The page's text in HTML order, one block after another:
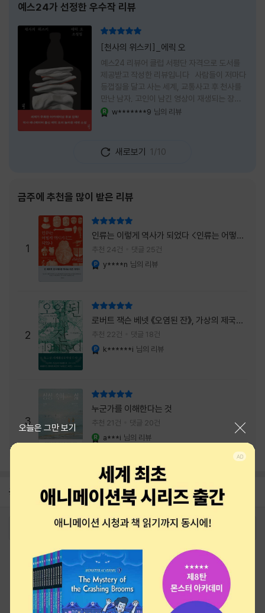
예스24가 선정한 우수작 리뷰
[천사의 위스키]_에릭 오
예스24 리뷰어 클럽 서평단 자격으로 도서를
제공받고 작성한 리뷰입니다 사람들이 저마다
등껍질을 달고 사는 세계, 교통사고 후 천사를
만난 남자, 고인이 남긴 영상이 재생되는 장례
식장에서 똥을 싼 개. 이 책에는 몇 줄만 읽어도
넘어가 있었다. 소설을 읽으면서 잘 만든 단편
애니메이션 여러 편을 차례로 보는 기분이 들었
선명하게 그려졌고, 한 편이 끝날 때마다 질문
이 뒤따라왔다. 감출 수 없는 세계는 더 다정할
까 「등껍질」의 세계에서 사람들은 저마다 다른
등껍질을 달고 살아간다. 몸의 일부이면서 한
사람을 표현하는 수단
w*******9 님의 리뷰
새로보기 1/10
금주에 추천을 많이 받은 리뷰
1
인류는 이렇게 역사가 되었다 <인류는 어떻게
역사가 되었나>
추천 24건 댓글 25건
y****n 님의 리뷰
2
로버트 잭슨 베넷 《오염된 잔》, 가상의 제국이
주는 실감과 미스터리 사건의 치밀함이 이루어
내는 최상의 시너지...
추천 22건 댓글 18건
k******i 님의 리뷰
3
누군가를 이해한다는 것
추천 21건 댓글 20건
a***i 님의 리뷰
공지 26년 NBCI 수상 안내
2026-08-01
오늘은 그만 보기
로그인 최근 본 상품 주문/배송
고객센터 1544-3800 티켓 1544-6399
중고샵 1566-4295
eBook 1:1문의/채팅상담
예스이십사(주) 사업자 정보
이용약관
개인정보처리방침
청소년보호정책